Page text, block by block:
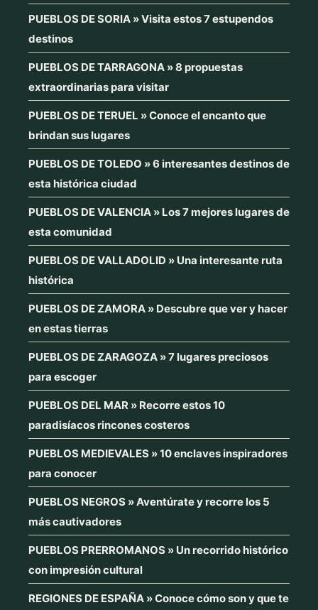
PUEBLOS DE SORIA » Visita estos 7 estupendos
destinos
PUEBLOS DE TARRAGONA » 8 propuestas
extraordinarias para visitar
PUEBLOS DE TERUEL » Conoce el encanto que
brindan sus lugares
PUEBLOS DE TOLEDO » 6 interesantes destinos de
esta histórica ciudad
PUEBLOS DE VALENCIA » Los 7 mejores lugares de
esta comunidad
PUEBLOS DE VALLADOLID » Una interesante ruta
histórica
PUEBLOS DE ZAMORA » Descubre que ver y hacer
en estas tierras
PUEBLOS DE ZARAGOZA » 7 lugares preciosos
para escoger
PUEBLOS DEL MAR » Recorre estos 10
paradisíacos rincones costeros
PUEBLOS MEDIEVALES » 10 enclaves inspiradores
para conocer
PUEBLOS NEGROS » Aventúrate y recorre los 5
más cautivadores
PUEBLOS PRERROMANOS » Un recorrido histórico
con impresión cultural
REGIONES DE ESPAÑA » Conoce cómo son y que te